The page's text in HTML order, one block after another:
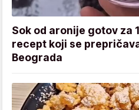
Sok od aronije gotov za
recept koji se
Beograda